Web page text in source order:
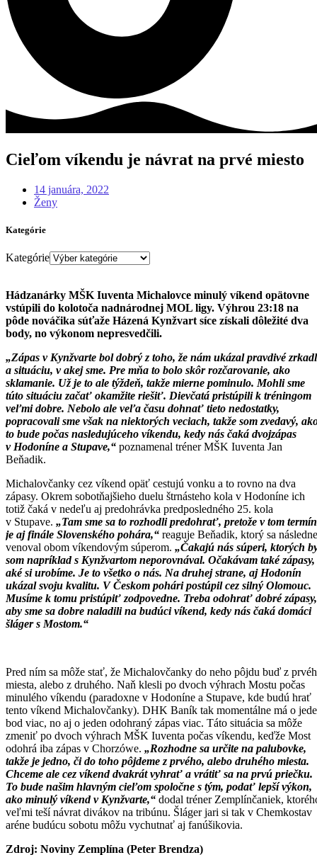
Cieľom víkendu je návrat na prvé miesto
14 januára, 2022
Ženy
Kategórie
Kategórie
Hádzanárky MŠK Iuventa Michalovce minulý víkend opätovne
vstúpili do kolotoča nadnárodnej MOL ligy. Výhrou 23:18 na
pôde nováčika súťaže Házená Kynžvart síce získali dôležité dva
body, no výkonom nepresvedčili.
„Zápas v Kynžvarte bol dobrý z toho, že nám ukázal pravdivé
a situáciu, v akej sme. Pre mňa to bolo skôr rozčarovanie, ako
sklamanie. Už je to ale týždeň, takže mierne pominulo. Mohli sme
túto situáciu začať okamžite riešiť. Dievčatá pristúpili k tréningom
veľmi dobre. Nebolo ale veľa času dohnať tieto nedostatky,
popracovali sme však na niektorých veciach, takže som zvedavý,
to bude počas nasledujúceho víkendu, kedy nás čaká dvojzápas
v Hodoníne a Stupave,“ poznamenal tréner MŠK Iuventa Jan
Beňadik.
Michalovčanky cez víkend opäť cestujú vonku a to rovno na dva
zápasy. Okrem sobotňajšieho duelu štrnásteho kola v Hodoníne ich
totiž čaká v nedeľu aj predohrávka predposledného 25. kola
v Stupave. „Tam sme sa to rozhodli predohrať, pretože v tom
je aj finále Slovenského pohára,“ reaguje Beňadik, ktorý sa následne
venoval obom víkendovým súperom. „Čakajú nás súperi, ktorých
som napríklad s Kynžvartom neporovnával. Očakávam také zápasy,
aké si urobíme. Je to všetko o nás. Na druhej strane, aj Hodonín
ukázal svoju kvalitu. V Českom pohári postúpil cez silný Olomouc.
Musíme k tomu pristúpiť zodpovedne. Treba odohrať dobré zápasy,
aby sme sa dobre naladili na budúci víkend, kedy nás čaká domáci
šláger s Mostom.“
Pred ním sa môže stať, že Michalovčanky do neho pôjdu buď z
miesta, alebo z druhého. Naň klesli po dvoch výhrach Mostu počas
minulého víkendu (paradoxne v Hodoníne a Stupave, kde budú hrať
tento víkend Michalovčanky). DHK Baník tak momentálne má o
bod viac, no aj o jeden odohraný zápas viac. Táto situácia sa môže
zmeniť po dvoch výhrach MŠK Iuventa počas víkendu, keďže Most
odohrá iba zápas v Chorzówe. „Rozhodne sa určite na palubovke,
takže je jedno, či do toho pôjdeme z prvého, alebo druhého miesta.
Chceme ale cez víkend dvakrát vyhrať a vrátiť sa na prvú priečku.
To bude našim hlavným cieľom spoločne s tým, podať lepší výkon,
ako minulý víkend v Kynžvarte,“ dodal tréner Zemplínčaniek,
veľmi teší návrat divákov na tribúnu. Šláger jari si tak v Chemkostav
aréne budúcu sobotu môžu vychutnať aj fanúšikovia.
Zdroj: Noviny Zemplína (Peter Brendza)